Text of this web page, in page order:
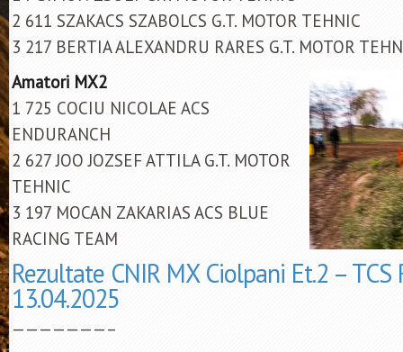
2 611 SZAKACS SZABOLCS G.T. MOTOR TEHNIC
3 217 BERTIA ALEXANDRU RARES G.T. MOTOR
Amatori MX2
1 725 COCIU NICOLAE ACS
ENDURANCH
2 627 JOO JOZSEF ATTILA G.T. MOTOR
TEHNIC
3 197 MOCAN ZAKARIAS ACS BLUE
RACING TEAM
Rezultate CNIR MX Ciolpani Et.2 – TCS
13.04.2025
———————–